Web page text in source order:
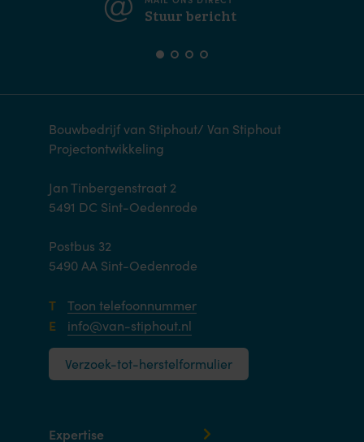
Stuur bericht
Bouwbedrijf van Stiphout/ Van Stiphout
Projectontwikkeling
Jan Tinbergenstraat 2
5491 DC Sint-Oedenrode
Postbus 32
5490 AA Sint-Oedenrode
T Toon telefoonnummer
E info@van-stiphout.nl
Verzoek-tot-herstelformulier
Expertise